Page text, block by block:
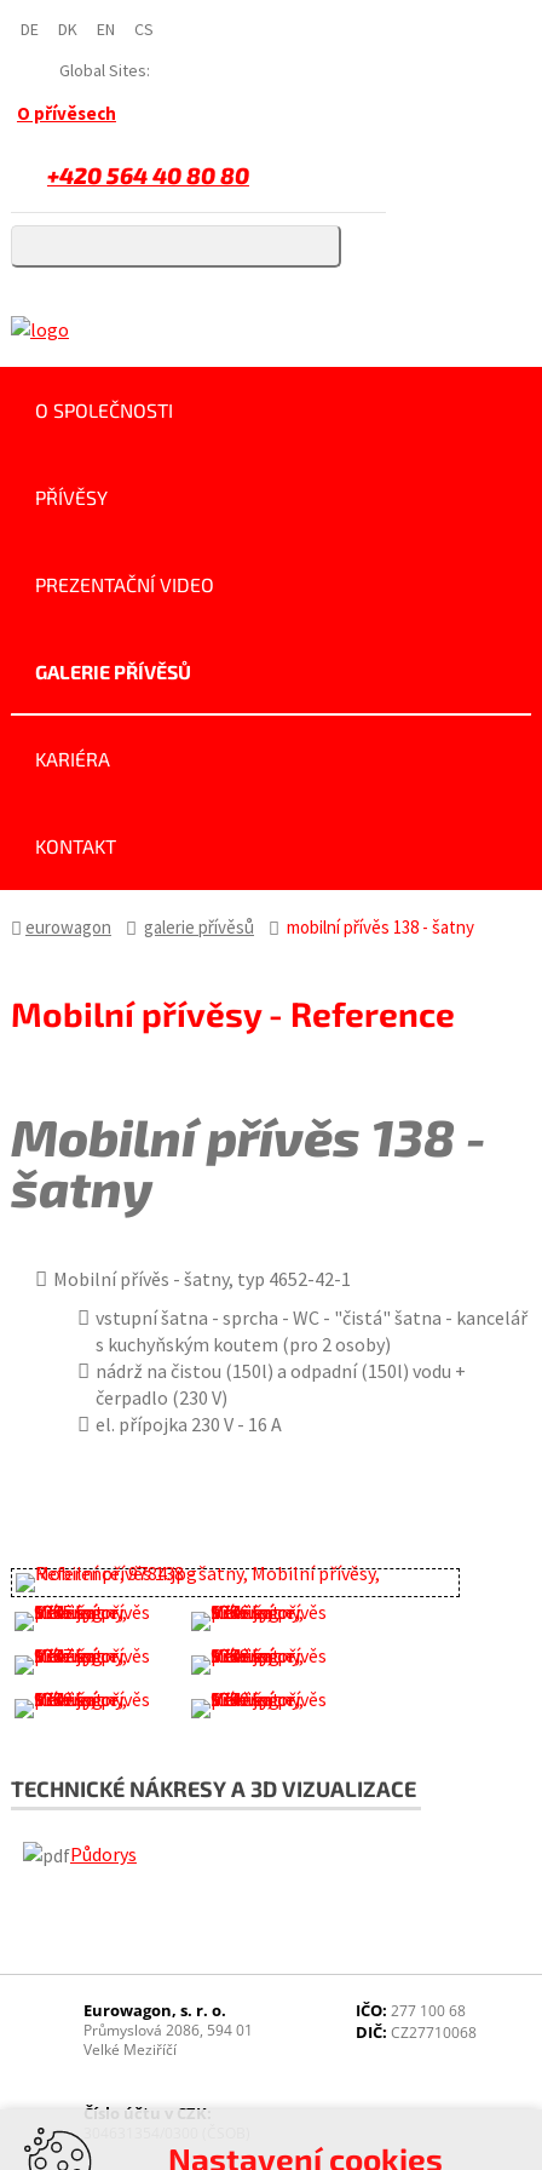
DE DK EN
CS
Global Sites:
O přívěsech
+420 564 40 80 80
O SPOLEČNOSTI
PŘÍVĚSY
PREZENTAČNÍ VIDEO
GALERIE PŘÍVĚSŮ
KARIÉRA
KONTAKT
eurowagon galerie přívěsů mobilní přívěs 138 - šatny
Mobilní přívěsy - Reference
Mobilní přívěs 138 -
šatny
Mobilní přívěs - šatny, typ 4652-42-1
vstupní šatna - sprcha - WC - "čistá" šatna - kancelář
s kuchyňským koutem (pro 2 osoby)
nádrž na čistou (150l) a odpadní (150l) vodu +
čerpadlo (230 V)
el. přípojka 230 V - 16 A
TECHNICKÉ NÁKRESY A 3D VIZUALIZACE
Půdorys
Eurowagon, s. r. o.
Průmyslová 2086, 594 01
Velké Meziříčí
IČO: 277 100 68
DIČ: CZ27710068
Číslo účtu v CZK:
Nastavení cookies